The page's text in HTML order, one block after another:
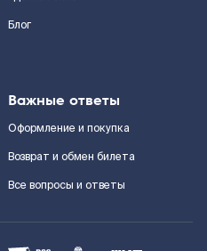
Блог
Важные ответы
Оформление и покупка
Возврат и обмен билета
Все вопросы и ответы